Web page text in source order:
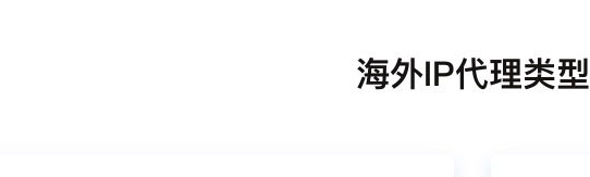
海外IP代理类型